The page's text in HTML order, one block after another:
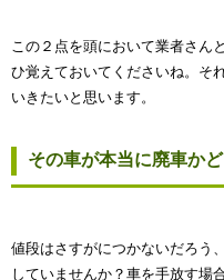
この２点を頭において業者さん
ひ覚えておいてくださいね。そ
いきたいと思います。
その車が本当に廃車か
値段はさすがにつかないだろう
していませんか？車を手放す場